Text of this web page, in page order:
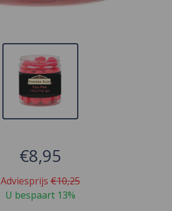
€8,95
Adviesprijs€10,25
U bespaart 13%